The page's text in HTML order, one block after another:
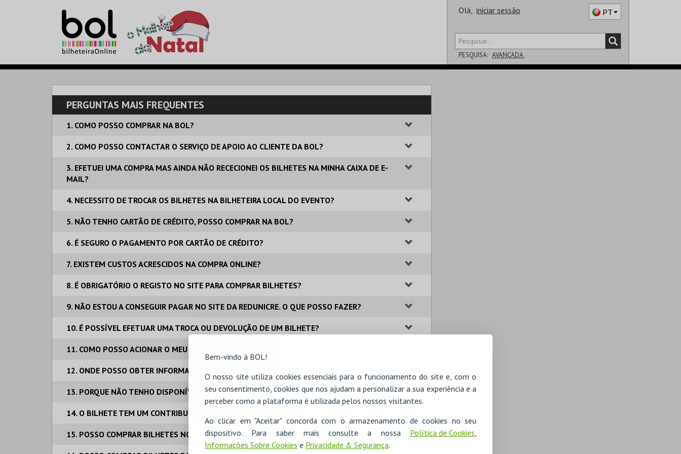
Bem-vindo à BOL!
O nosso site utiliza cookies essenciais para o funcionamento do site e, com o
seu consentimento, cookies que nos ajudam a personalizar a sua experiência e a
perceber como a plataforma é utilizada pelos nossos visitantes.
Ao clicar em "Aceitar" concorda com o armazenamento de cookies no seu
dispositivo. Para saber mais consulte a nossa Política de Cookies
Informações Sobre Cookies e Privacidade & Segurança.
Olá, iniciar sessão PT
PESQUISA: AVANÇADA
PERGUNTAS MAIS FREQUENTES
1. COMO POSSO COMPRAR NA BOL?
2. COMO POSSO CONTACTAR O SERVIÇO DE APOIO AO CLIENTE DA BOL?
3. EFETUEI UMA COMPRA MAS AINDA NÃO RECECIONEI OS BILHETES NA MINHA CAIXA DE E-
MAIL?
4. NECESSITO DE TROCAR OS BILHETES NA BILHETEIRA LOCAL DO EVENTO?
5. NÃO TENHO CARTÃO DE CRÉDITO, POSSO COMPRAR NA BOL?
6. É SEGURO O PAGAMENTO POR CARTÃO DE CRÉDITO?
7. EXISTEM CUSTOS ACRESCIDOS NA COMPRA ONLINE?
8. É OBRIGATÓRIO O REGISTO NO SITE PARA COMPRAR BILHETES?
9. NÃO ESTOU A CONSEGUIR PAGAR NO SITE DA REDUNICRE. O QUE POSSO FAZER?
10. É POSSÍVEL EFETUAR UMA TROCA OU DEVOLUÇÃO DE UM BILHETE?
11. COMO POSSO ACIONAR O MEU SEGURO DE BILHETEIRA?
12. ONDE POSSO OBTER INFORMAÇÕES ADICIONAIS SOBRE OS EVENTOS?
13. PORQUE NÃO TENHO DISPONÍVEL O PAGAMENTO POR MULTIBANCO?
14. O BILHETE TEM UM CONTRIBUINTE E NOME QUE NÃO O MEU.
15. POSSO COMPRAR BILHETES NO PRÓPRIO DIA DO EVENTO?